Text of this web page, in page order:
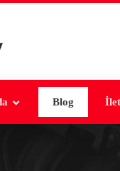
Blog